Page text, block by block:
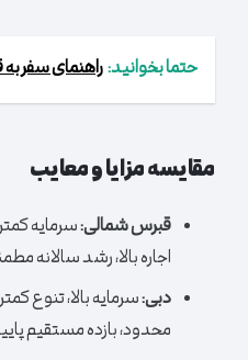
حتما بخوانید:راهنمای سفر
مقایسه مزایا و معایب
قبرس شمالی:سرمایه
اجاره بالا، رشد سالانه
دبی:سرمایه بالا، تنوع
محدود، بازده مستقیم